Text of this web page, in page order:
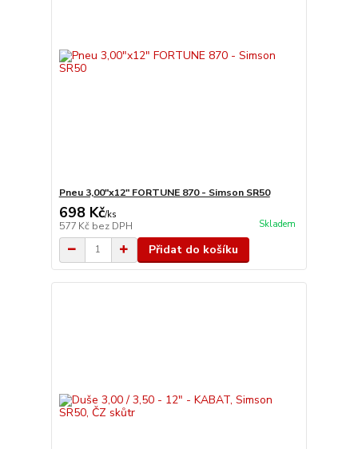
Pneu 3,00"x12" FORTUNE 870 - Simson SR50
698 Kč/ks
577 Kč bez DPH Skladem
Přidat do košíku